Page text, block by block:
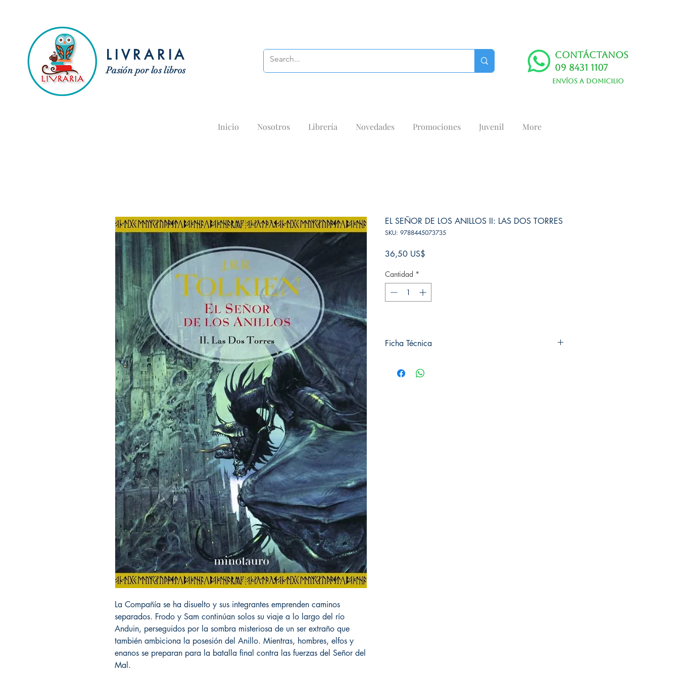
LIVRARIA
Pasión por los libros
Contáctanos
09 8431 1107
Envíos a domicilio
Inicio Nosotros Librería Novedades Promociones Juvenil More
La Compañía se ha disuelto y sus integrantes emprenden caminos
separados. Frodo y Sam continúan solos su viaje a lo largo del río
Anduin, perseguidos por la sombra misteriosa de un ser extraño que
también ambiciona la posesión del Anillo. Mientras, hombres, elfos y
enanos se preparan para la batalla final contra las fuerzas del Señor del
Mal.
EL SEÑOR DE LOS ANILLOS II: LAS DOS TORRES
SKU: 9788445073735
36,50 US$
Cantidad *
Ficha Técnica
Editorial: Minotauro